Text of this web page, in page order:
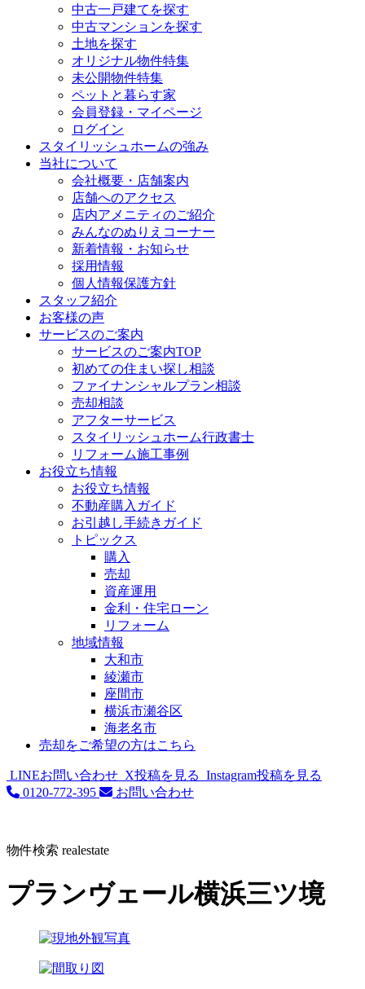
中古一戸建てを探す
中古マンションを探す
土地を探す
オリジナル物件特集
未公開物件特集
ペットと暮らす家
会員登録・マイページ
ログイン
スタイリッシュホームの強み
当社について
会社概要・店舗案内
店舗へのアクセス
店内アメニティのご紹介
みんなのぬりえコーナー
新着情報・お知らせ
採用情報
個人情報保護方針
スタッフ紹介
お客様の声
サービスのご案内
サービスのご案内TOP
初めての住まい探し相談
ファイナンシャルプラン相談
売却相談
アフターサービス
スタイリッシュホーム行政書士
リフォーム施工事例
お役立ち情報
お役立ち情報
不動産購入ガイド
お引越し手続きガイド
トピックス
購入
売却
資産運用
金利・住宅ローン
リフォーム
地域情報
大和市
綾瀬市
座間市
横浜市瀬谷区
海老名市
売却をご希望の方はこちら
LINEお問い合わせ X投稿を見る Instagram投稿を見る
0120-772-395
お問い合わせ
物件検索 realestate
プランヴェール横浜三ツ境